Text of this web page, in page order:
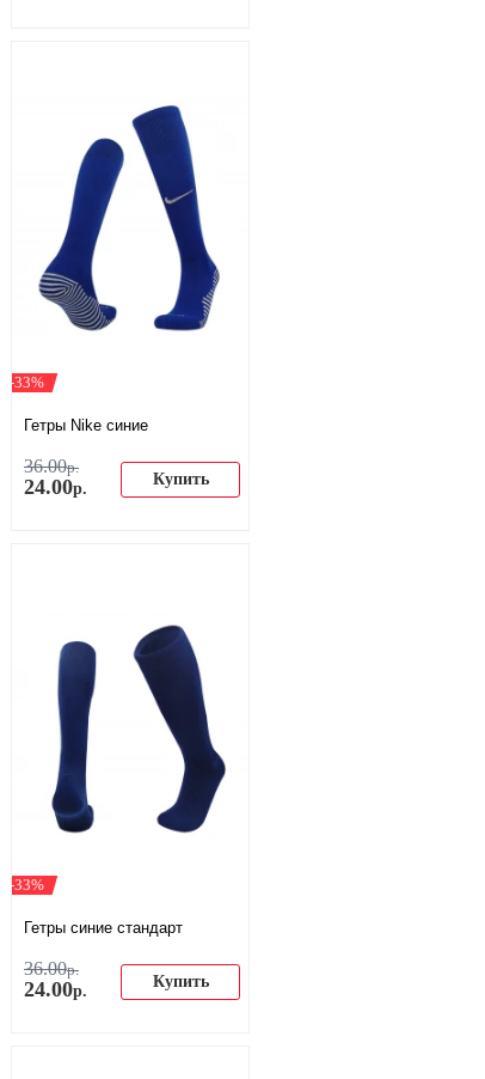
-33%
Гетры Nike синие
36.00р.
24.00р. Купить
-33%
Гетры синие стандарт
36.00р.
24.00р. Купить